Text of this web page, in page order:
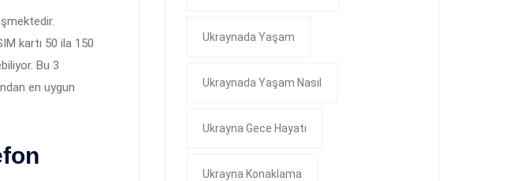
kartı 50 ila 150
Bu 3
en uygun
Ukraynada Yaşam
Ukraynada Yaşam Nasıl
Ukrayna Gece Hayatı
Ukrayna Konaklama